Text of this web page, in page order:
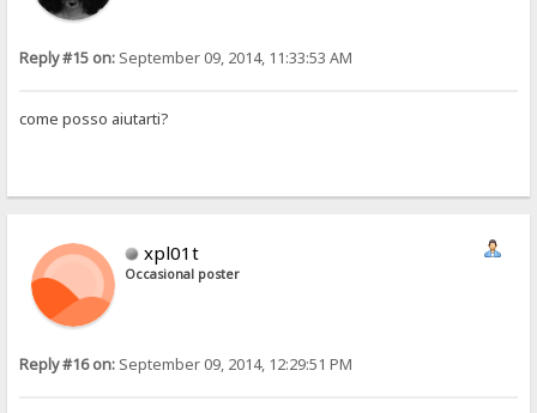
Reply #15 on: September 09, 2014, 11:33:53 AM
come posso aiutarti?
xpl01t
Occasional poster
Reply #16 on: September 09, 2014, 12:29:51 PM